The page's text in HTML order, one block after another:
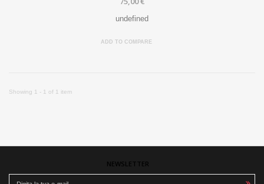
undefined
ADD TO COMPARE
Showing 1 - 1 of 1 item
NEWSLETTER